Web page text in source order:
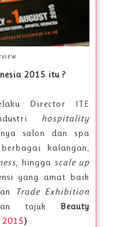
2015 itu ?
Director ITE
hospitality
salon dan spa
kalangan,
, hingga scale up
yang amat baik
Trade Exhibition
tajuk Beauty
2015) .